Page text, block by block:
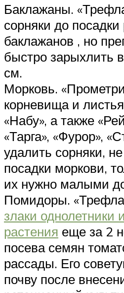
Баклажаны.
сорняки до
баклажанов , но
быстро зарыхлить
см.
Морковь.
корневища и
«Набу», а также
«Тарга», «Фурор»,
удалить сорняки,
посадки моркови,
их нужно малыми
Помидоры.
злаки однолетники
растения еще за 2
посева семян
рассады. Его
почву после